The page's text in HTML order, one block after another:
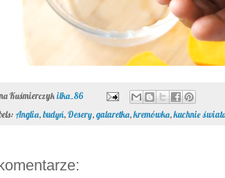
Kuśmierczykilka_86
Anglia,budyń,Desery,galaretka,kremówka,kuchnie